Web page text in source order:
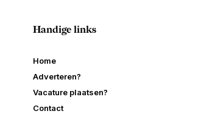
Handige links
Home
Adverteren?
Vacature plaatsen?
Contact